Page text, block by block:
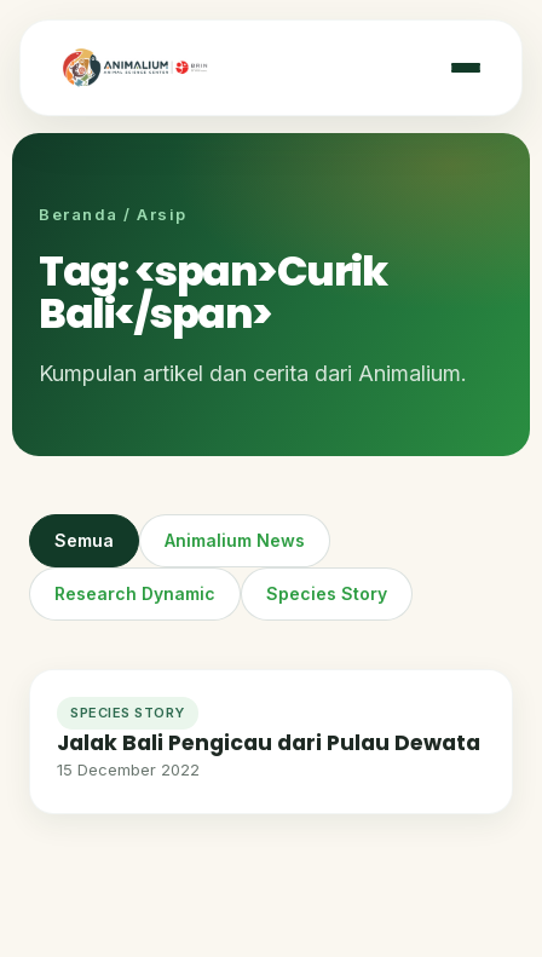
Beranda / Arsip
Tag: <span>Curik
Bali</span>
Kumpulan artikel dan cerita dari Animalium.
Semua Animalium News
Research Dynamic Species Story
SPECIES STORY
Jalak Bali Pengicau dari Pulau Dewata
15 December 2022